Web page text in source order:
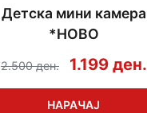
Детска мини камера
*НОВО
2.500 ден. 1.199 ден.
НАРАЧАЈ